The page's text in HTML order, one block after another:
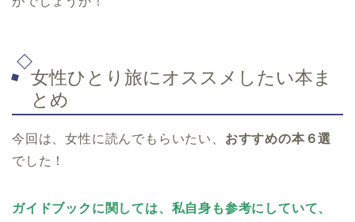
女性ひとり旅にオススメしたい本ま
とめ
今回は、女性に読んでもらいたい、 おすすめの本６選
でした！
ガイドブックに関しては、私自身も参考にしていて、